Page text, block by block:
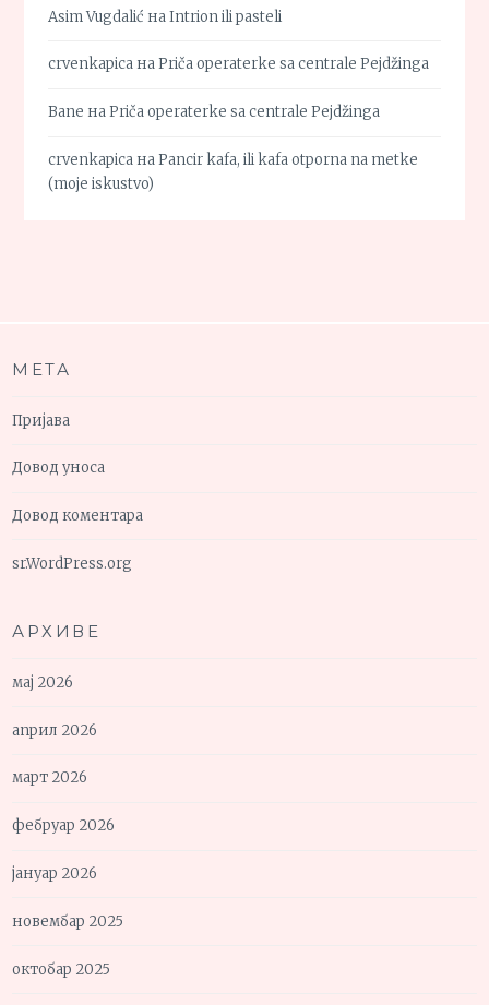
Asim Vugdalić наIntrion ili pasteli
crvenkapica наPriča operaterke sa centrale Pejdžinga
Bane наPriča operaterke sa centrale Pejdžinga
crvenkapica наPancir kafa, ili kafa otporna na metke
(moje iskustvo)
МЕТА
Пријава
Довод уноса
Довод коментара
sr.WordPress.org
АРХИВЕ
мај 2026
април 2026
март 2026
фебруар 2026
јануар 2026
новембар 2025
октобар 2025